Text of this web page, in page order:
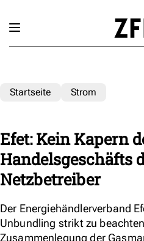
Startseite Strom
Efet: Kein Kapern
Handelsgeschäfts
Netzbetreiber
Der Energiehändlerverband
Unbundling strikt zu
Zusammenlegung der